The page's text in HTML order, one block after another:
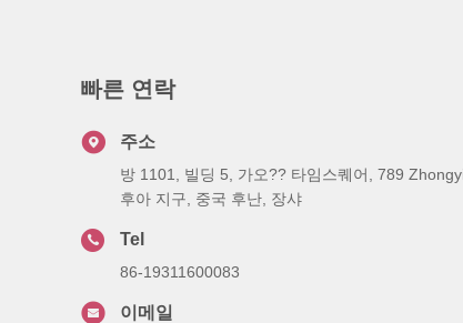
빠른 연락
주소
방 1101, 빌딩 5, 가오?? 타임스퀘어, 789
후아 지구, 중국 후난, 장샤
Tel
86-19311600083
이메일